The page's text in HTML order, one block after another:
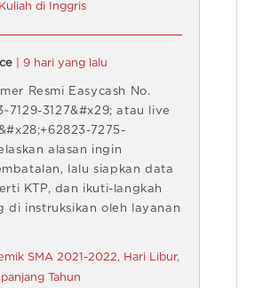
di Inggris
| 9 hari yang lalu
Resmi Easycash No.
3127&#x29; atau live
7275-
alasan ingin
lalu siapkan data
KTP, dan ikuti-langkah
di instruksikan oleh layanan
SMA 2021-2022, Hari Libur,
Tahun